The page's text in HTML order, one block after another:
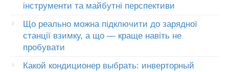
інструменти та майбутні перспективи
Що реально можна підключити до зарядної
станції взимку, а що — краще навіть не
пробувати
Какой кондиционер выбрать: инверторный